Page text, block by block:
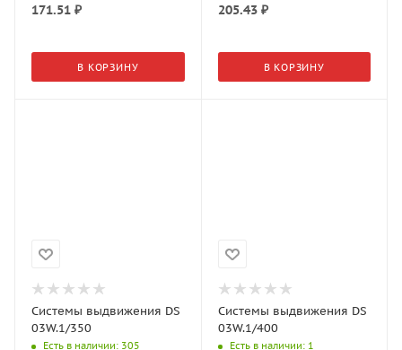
171.51 ₽
В КОРЗИНУ
205.43₽
В КОРЗИНУ
Системы выдвижения DS
03W.1/350
Есть в наличии: 305
Системы выдвижения DS
03W.1/400
Есть в наличии: 1